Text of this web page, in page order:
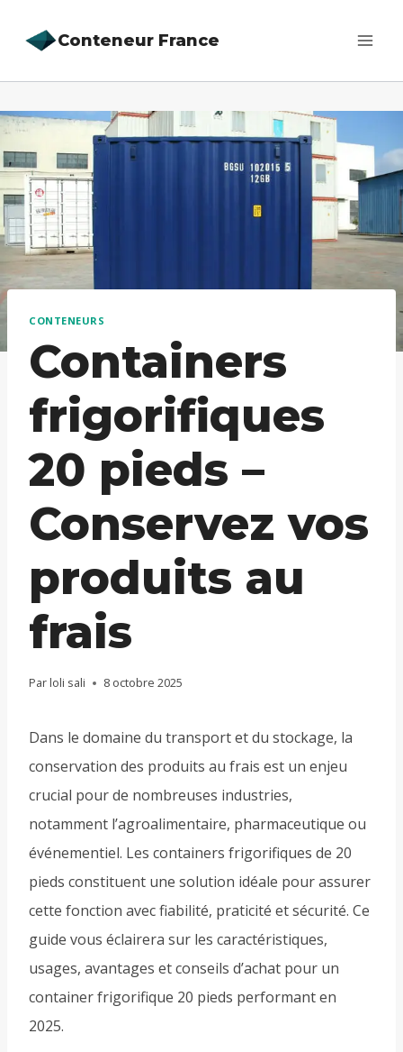
Conteneur France
CONTENEURS
Containers
frigorifiques
20 pieds –
Conservez vos
produits au
frais
Parloli sali 8 octobre 2025
Dans le domaine du transport et du stockage, la
conservation des produits au frais est un enjeu
crucial pour de nombreuses industries,
notamment l’agroalimentaire, pharmaceutique ou
événementiel. Les containers frigorifiques de 20
pieds constituent une solution idéale pour assurer
cette fonction avec fiabilité, praticité et sécurité. Ce
guide vous éclairera sur les caractéristiques,
usages, avantages et conseils d’achat pour un
container frigorifique 20 pieds performant en
2025.